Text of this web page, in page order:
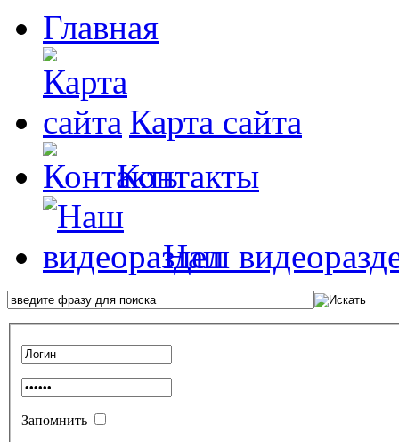
Главная
Карта сайта
Контакты
Наш
Запомнить